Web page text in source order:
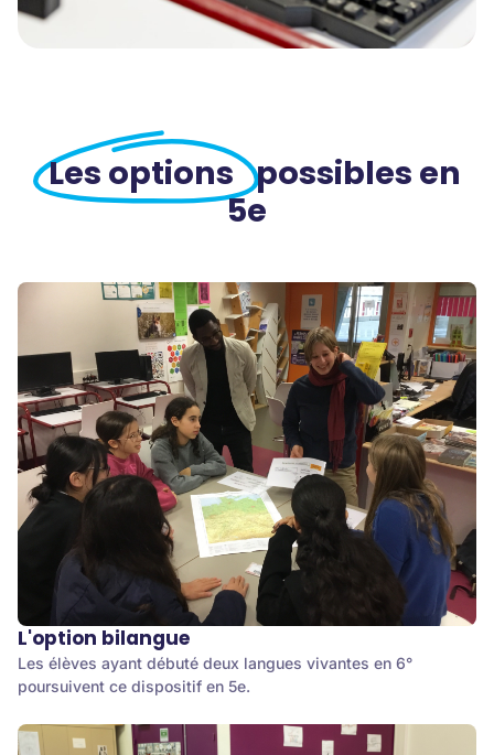
Les options possibles en
5e
L'option bilangue
Les élèves ayant débuté deux langues vivantes en 6°
poursuivent ce dispositif en 5e.